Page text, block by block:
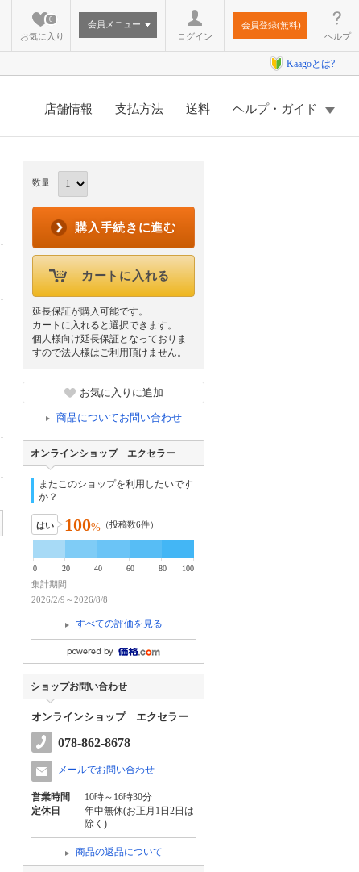
お気に入り
0
会員メニュー
ログイン
会員登録(無料)
ヘルプ
Kaagoとは?
店舗情報 支払方法 送料 ヘルプ・ガイド
数量
購入手続きに進む
カートに入れる
延長保証が購入可能です。
カートに入れると選択できます。
個人様向け延長保証となっておりま
すので法人様はご利用頂けません。
お気に入りに追加
商品についてお問い合わせ
オンラインショップ エクセラー
またこのショップを利用したいです
か？
はい 100% （投稿数6件）
0 20 40 60 80 100
集計期間
2026/2/9～2026/8/8
すべての評価を見る
ショップお問い合わせ
オンラインショップ エクセラー
078-862-8678
メールでお問い合わせ
営業時間
10時～16時30分
定休日
年中無休(お正月1日2日は
除く)
商品の返品について